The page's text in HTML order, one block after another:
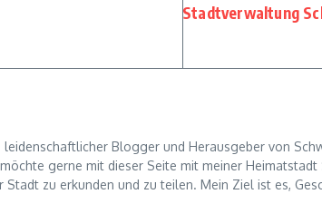
Stadtverwaltung
leidenschaftlicher Blogger und Herausgeber von
gerne mit dieser Seite mit meiner
zu erkunden und zu teilen. Mein Ziel ist es,